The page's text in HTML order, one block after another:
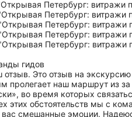
гидов
Это отзыв на
пролегает наш маршрут из
во время которых
этих обстоятельств мы с
смешанные эмоции.